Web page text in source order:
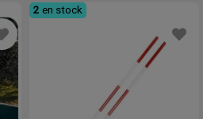
2 en stock